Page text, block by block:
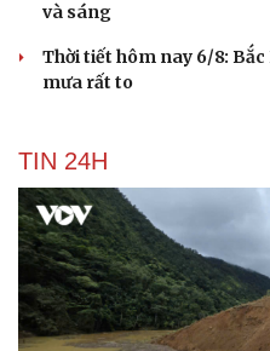
và sáng
Thời tiết hôm nay 6/8: Bắc
mưa rất to
TIN 24H